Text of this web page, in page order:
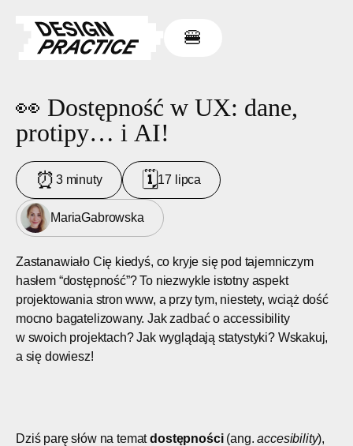
🍔
👀 Dostępność w UX: dane,
protipy… i AI!
⏰ 3 minuty 🗓17 lipca
MariaGabrowska
Zastanawiało Cię kiedyś, co kryje się pod tajemniczym
hasłem “dostępność”? To niezwykle istotny aspekt
projektowania stron www, a przy tym, niestety, wciąż dość
mocno bagatelizowany. Jak zadbać o accessibility
w swoich projektach? Jak wyglądają statystyki? Wskakuj,
a się dowiesz!
Dziś parę słów na tematdostępności(ang.accesibility),